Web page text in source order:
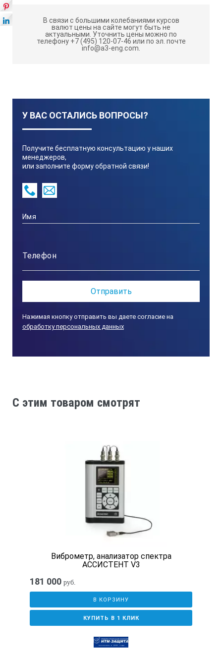
Ветрозащита обеспечивает проведение измерений до
скорости ветра 5 м/с. Если же скорость ветра
превышает 5 м/с, нормативные документы запрещают
проводить измерение шума.
½”
Диаметр
В связи с большими колебаниями курсов
валют цены на сайте могут быть не
актуальными. Уточнить цены можно по
телефону +7 (495) 120-07-46 или по эл. почте
info@a3-eng.com.
У ВАС ОСТАЛИСЬ ВОПРОСЫ?
Получите бесплатную консультацию у наших
менеджеров,
или заполните форму обратной связи!
Нажимая кнопку отправить вы даете согласие на
обработку персональных данных
C этим товаром смотрят
Виброметр, анализатор спектра
АССИСТЕНТ V3
181 000 руб.
В КОРЗИНУ
КУПИТЬ В 1 КЛИК